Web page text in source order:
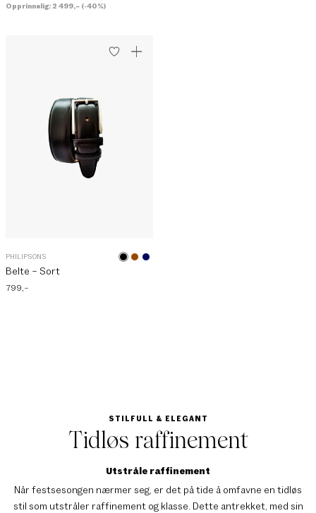
Opprinnelig: 2 499,– (-40%)
PHILIPSONS
Belte – Sort
799 ,–
STILFULL & ELEGANT
Tidløs raffinement
Utstråle raffinement
Når festsesongen nærmer seg, er det på tide å omfavne en tidløs
stil som utstråler raffinement og klasse. Dette antrekket, med sin